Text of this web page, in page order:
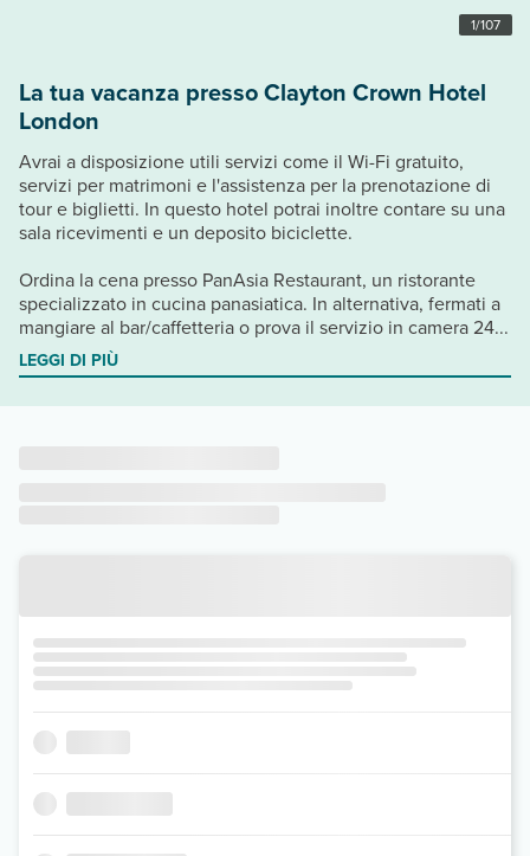
1/107
La tua vacanza presso Clayton Crown Hotel
London
Avrai a disposizione utili servizi come il Wi-Fi gratuito,
servizi per matrimoni e l'assistenza per la prenotazione di
tour e biglietti. In questo hotel potrai inoltre contare su una
sala ricevimenti e un deposito biciclette.
Ordina la cena presso PanAsia Restaurant, un ristorante
specializzato in cucina panasiatica. In alternativa, fermati a
mangiare al bar/caffetteria o prova il servizio in camera 24...
LEGGI DI PIÙ